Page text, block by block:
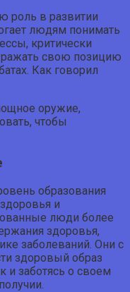
роль в развитии
людям понимать
критически
свою позицию
Как говорил
оружие,
чтобы
образования
и
люди более
здоровья,
заболеваний. Они с
здоровый образ
и заботясь о своем